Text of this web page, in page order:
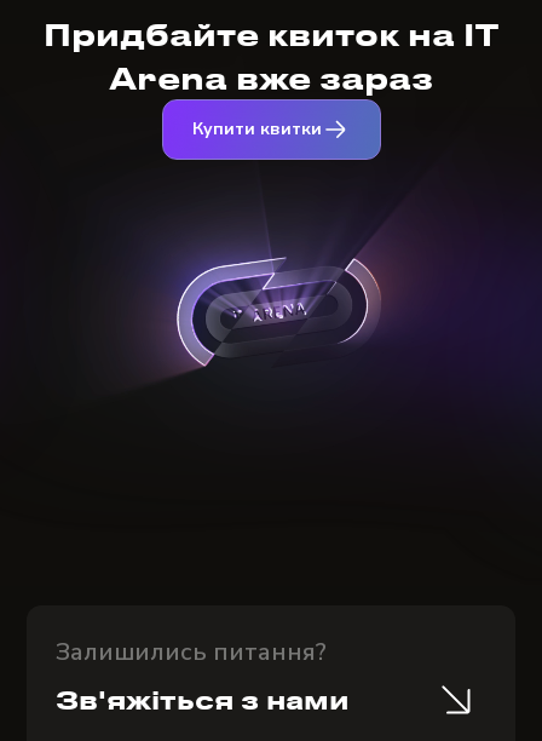
Придбайте квиток на IT
Arena вже зараз
Купити квитки
Залишились питання?
Зв'яжіться з нами